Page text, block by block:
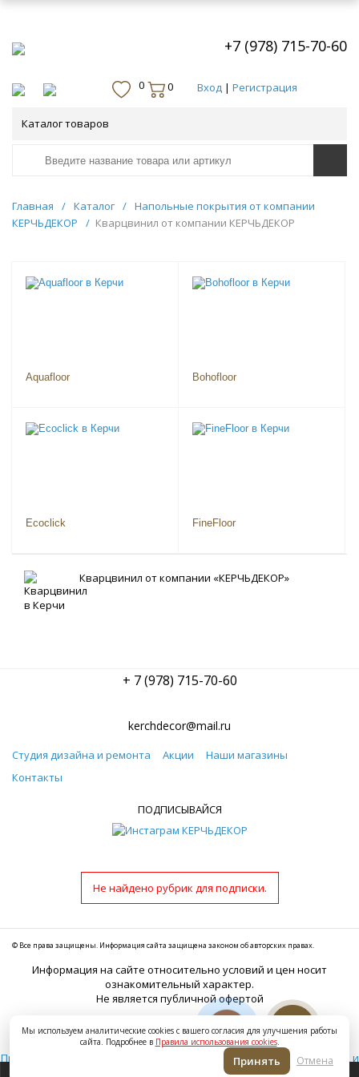
+7 (978) 715-70-60
0 0 Вход |Регистрация
Каталог товаров
Главная / Каталог / Напольные покрытия от компании
КЕРЧЬДЕКОР
/ Кварцвинил от компании КЕРЧЬДЕКОР
Aquafloor Bohofloor
Ecoclick FineFloor
Кварцвинил от компании «КЕРЧЬДЕКОР»
+ 7 (978) 715-70-60
kerchdecor@mail.ru
Студия дизайна и ремонта Акции
Наши магазины
Контакты
ПОДПИСЫВАЙСЯ
Не найдено рубрик для подписки.
© Все права защищены. Информация сайта защищена законом об авторских правах.
Информация на сайте относительно условий и цен носит
ознакомительный характер.
Не является публичной офертой
ИНН: 911100036130
Правила использования cookies
Согласие на получение рекламных и
Политика в отношении обработки
Мы используем аналитические cookies с вашего согласия для улучшения работы
сайта. Подробнее в Правила использования cookies.
Принять Отмена